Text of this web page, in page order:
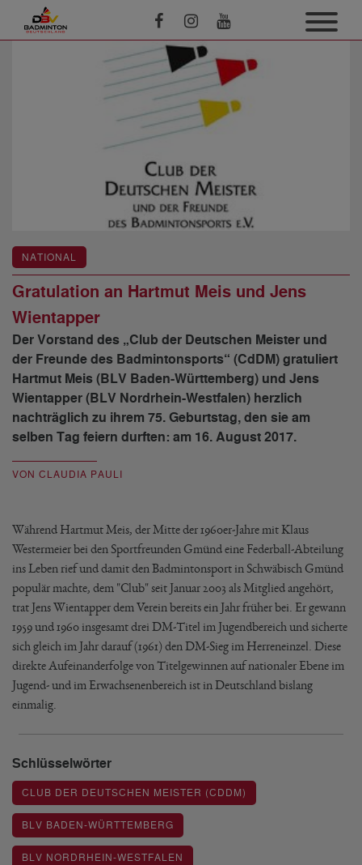
NATIONAL
Gratulation an Hartmut Meis und Jens
Wientapper
Der Vorstand des „Club der Deutschen Meister und
der Freunde des Badmintonsports“ (CdDM) gratuliert
Hartmut Meis (BLV Baden-Württemberg) und Jens
Wientapper (BLV Nordrhein-Westfalen) herzlich
nachträglich zu ihrem 75. Geburtstag, den sie am
selben Tag feiern durften: am 16. August 2017.
VON CLAUDIA PAULI
Während Hartmut Meis, der Mitte der 1960er-Jahre mit Klaus
Westermeier bei den Sportfreunden Gmünd eine Federball-Abteilung
ins Leben rief und damit den Badmintonsport in Schwäbisch Gmünd
populär machte, dem "Club" seit Januar 2003 als Mitglied angehört,
trat Jens Wientapper dem Verein bereits ein Jahr früher bei. Er gewann
1959 und 1960 insgesamt drei DM-Titel im Jugendbereich und sicherte
sich gleich im Jahr darauf (1961) den DM-Sieg im Herreneinzel. Diese
direkte Aufeinanderfolge von Titelgewinnen auf nationaler Ebene im
Jugend- und im Erwachsenenbereich ist in Deutschland bislang
einmalig.
Schlüsselwörter
CLUB DER DEUTSCHEN MEISTER (CDDM)
BLV BADEN-WÜRTTEMBERG
BLV NORDRHEIN-WESTFALEN